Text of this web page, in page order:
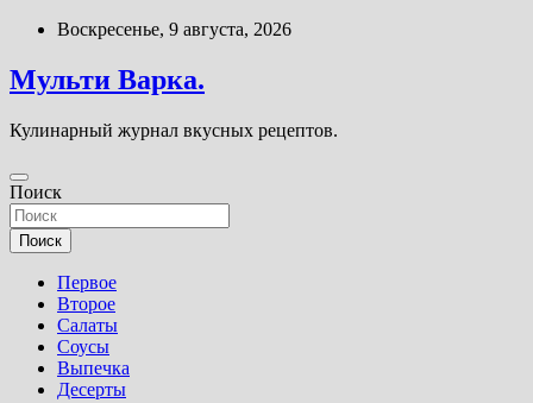
Перейти
содержимому
Воскресенье, 9 августа, 2026
Мульти Варка.
Кулинарный журнал вкусных рецептов.
Поиск
Поиск
Первое
Второе
Салаты
Соусы
Выпечка
Десерты